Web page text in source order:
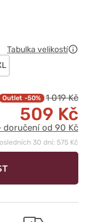
Tabulka velikostí
-50% 1 019 Kč
509 Kč
doručení od 90 Kč
30 dní: 575 Kč